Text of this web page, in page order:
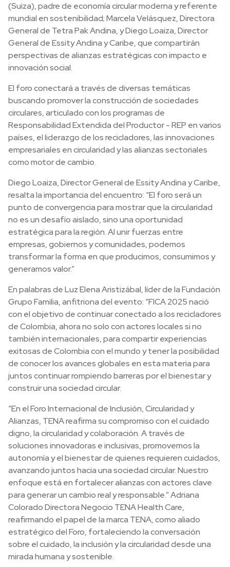
(Suiza), padre de economía circular moderna y referente
mundial en sostenibilidad; Marcela Velásquez, Directora
General de Tetra Pak Andina, y Diego Loaiza, Director
General de Essity Andina y Caribe, que compartirán
perspectivas de alianzas estratégicas con impacto e
innovación social.
El foro conectará a través de diversas temáticas
buscando promover la construcción de sociedades
circulares, articulado con los programas de
Responsabilidad Extendida del Productor - REP en varios
países, el liderazgo de los recicladores, las innovaciones
empresariales en circularidad y las alianzas sectoriales
como motor de cambio.
Diego Loaiza, Director General de Essity Andina y Caribe,
resalta la importancia del encuentro: “El foro será un
punto de convergencia para mostrar que la circularidad
no es un desafío aislado, sino una oportunidad
estratégica para la región. Al unir fuerzas entre
empresas, gobiernos y comunidades, podemos
transformar la forma en que producimos, consumimos y
generamos valor.”
En palabras de Luz Elena Aristizábal, líder de la Fundación
Grupo Familia, anfitriona del evento: “FICA 2025 nació
con el objetivo de continuar conectado a los recicladores
de Colombia, ahora no solo con actores locales si no
también internacionales, para compartir experiencias
exitosas de Colombia con el mundo y tener la posibilidad
de conocer los avances globales en esta materia para
juntos continuar rompiendo barreras por el bienestar y
construir una sociedad circular.
“En el Foro Internacional de Inclusión, Circularidad y
Alianzas, TENA reafirma su compromiso con el cuidado
digno, la circularidad y colaboración. A través de
soluciones innovadoras e inclusivas, promovemos la
autonomía y el bienestar de quienes requieren cuidados,
avanzando juntos hacia una sociedad circular. Nuestro
enfoque está en fortalecer alianzas con actores clave
para generar un cambio real y responsable.” Adriana
Colorado Directora Negocio TENA Health Care,
reafirmando el papel de la marca TENA, como aliado
estratégico del Foro, fortaleciendo la conversación
sobre el cuidado, la inclusión y la circularidad desde una
mirada humana y sostenible.